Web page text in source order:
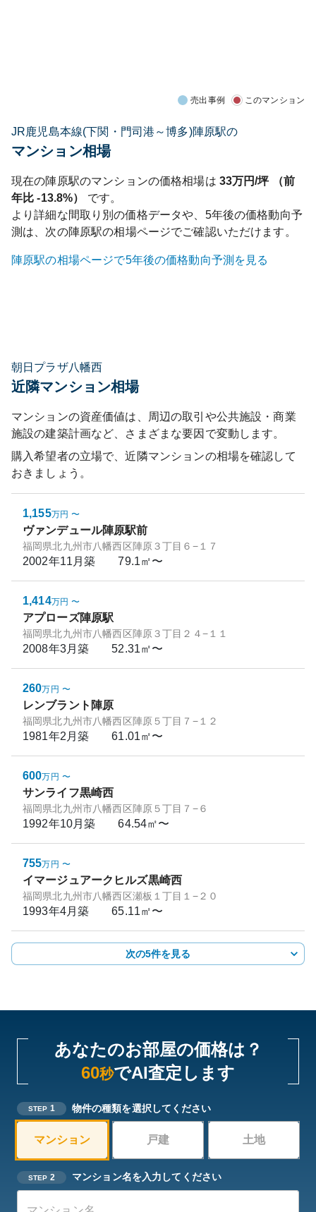
売出事例 このマンション
JR鹿児島本線(下関・門司港～博多)陣原駅の
マンション相場
現在の陣原駅のマンションの価格相場は 33万円/坪 （前
年比-13.8%）
です。
より詳細な間取り別の価格データや、5年後の価格動向予
測は、次の陣原駅の相場ページでご確認いただけます。
陣原駅の相場ページで5年後の価格動向予測を見る
朝日プラザ八幡西
近隣マンション相場
マンションの資産価値は、周辺の取引や公共施設・商業
施設の建築計画など、さまざまな要因で変動します。
購入希望者の立場で、近隣マンションの相場を確認して
おきましょう。
1,155万円 〜
ヴァンデュール陣原駅前
福岡県北九州市八幡西区陣原３丁目６−１７
2002年11月築 79.1㎡〜
1,414万円 〜
アプローズ陣原駅
福岡県北九州市八幡西区陣原３丁目２４−１１
2008年3月築 52.31㎡〜
260万円 〜
レンブラント陣原
福岡県北九州市八幡西区陣原５丁目７−１２
1981年2月築 61.01㎡〜
600万円 〜
サンライフ黒崎西
福岡県北九州市八幡西区陣原５丁目７−６
1992年10月築 64.54㎡〜
755万円 〜
イマージュアークヒルズ黒崎西
福岡県北九州市八幡西区瀬板１丁目１−２０
1993年4月築 65.11㎡〜
次の5件を見る
あなたのお部屋の価格は？
60秒でAI査定します
STEP 1 物件の種類を選択してください
マンション 戸建 土地
STEP 2 マンション名を入力してください